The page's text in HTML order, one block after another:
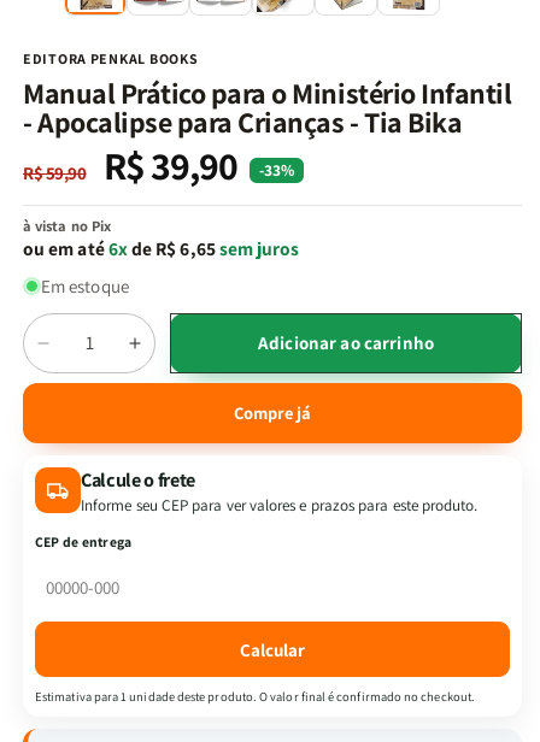
EDITORA PENKAL BOOKS
Manual Prático para o Ministério Infantil
- Apocalipse para Crianças - Tia Bika
Preço
normal
R$ 59,90
Preço
promocional
R$ 39,90 -33%
à vista no Pix
ou em até6xde R$ 6,65sem juros
Em estoque
Quantidade
Diminuir
a
Manual
Prático
para
Ministério
Infantil
Crianças
-
Aumentar
a
quantidade
Manual
Prático
para
Crianças
-
Adicionar ao carrinho
Compre já
Calcule o frete
Informe seu CEP para ver valores e prazos para este produto.
CEP de entrega
Calcular
Estimativa para 1 unidade deste produto. O valor final é confirmado no checkout.